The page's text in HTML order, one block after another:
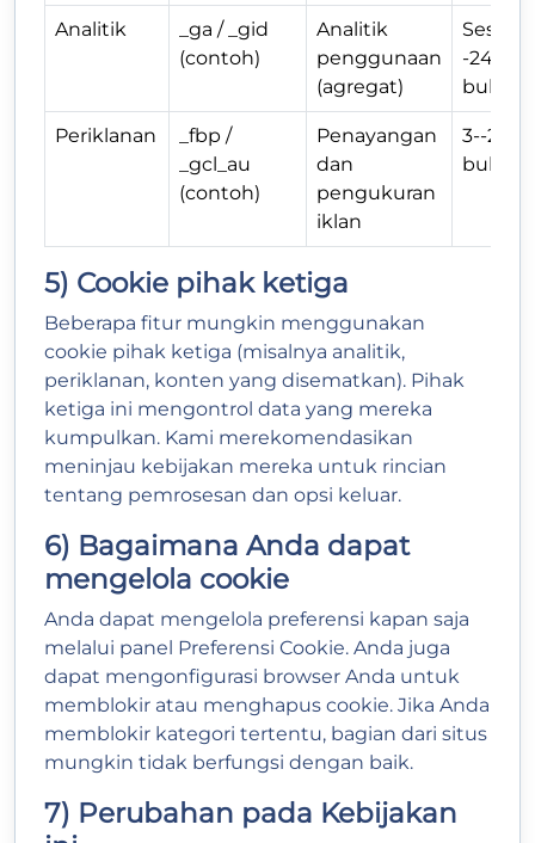
Analitik
_ga / _gid
(contoh)
Analitik
penggunaan
(agregat)
Sesi-
-24
bulan
Periklanan
_fbp /
_gcl_au
(contoh)
Penayangan
dan
pengukuran
iklan
3--24
bulan
5) Cookie pihak ketiga
Beberapa fitur mungkin menggunakan
cookie pihak ketiga (misalnya analitik,
periklanan, konten yang disematkan). Pihak
ketiga ini mengontrol data yang mereka
kumpulkan. Kami merekomendasikan
meninjau kebijakan mereka untuk rincian
tentang pemrosesan dan opsi keluar.
6) Bagaimana Anda dapat
mengelola cookie
Anda dapat mengelola preferensi kapan saja
melalui panel Preferensi Cookie. Anda juga
dapat mengonfigurasi browser Anda untuk
memblokir atau menghapus cookie. Jika Anda
memblokir kategori tertentu, bagian dari situs
mungkin tidak berfungsi dengan baik.
7) Perubahan pada Kebijakan